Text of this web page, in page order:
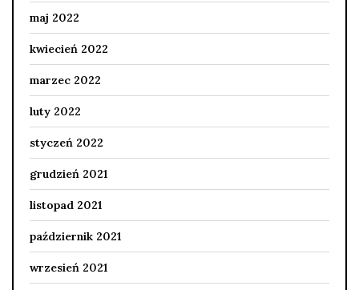
maj 2022
kwiecień 2022
marzec 2022
luty 2022
styczeń 2022
grudzień 2021
listopad 2021
październik 2021
wrzesień 2021